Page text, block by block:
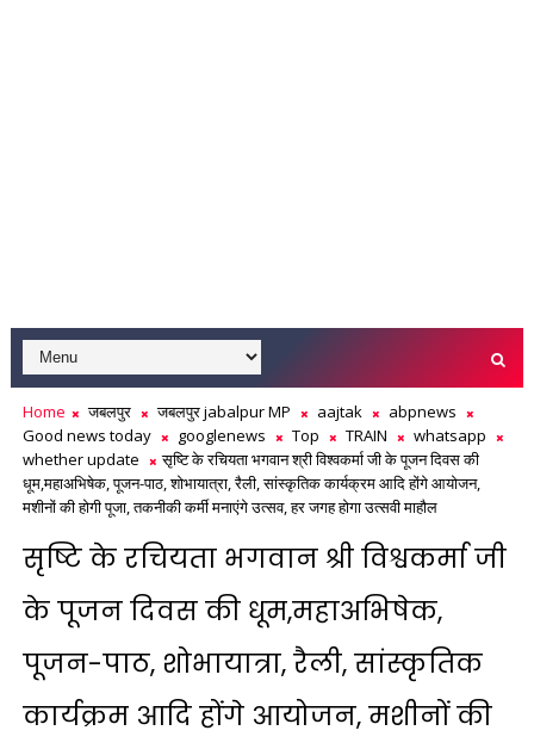
Home जबलपुर जबलपुर jabalpur MP aajtak
abpnews
Good news today
googlenews Top TRAIN
whatsapp
whether update
सृष्टि के रचियता भगवान श्री विश्वकर्मा जी के पूजन दिवस की
धूम,महाअभिषेक, पूजन-पाठ, शोभायात्रा, रैली, सांस्कृतिक कार्यक्रम आदि होंगे आयोजन,
मशीनों की होगी पूजा, तकनीकी कर्मी मनाएंगे उत्सव, हर जगह होगा उत्सवी माहौल
सृष्टि के रचियता भगवान श्री विश्वकर्मा जी
के पूजन दिवस की धूम,महाअभिषेक,
पूजन-पाठ, शोभायात्रा, रैली, सांस्कृतिक
कार्यक्रम आदि होंगे आयोजन, मशीनों की